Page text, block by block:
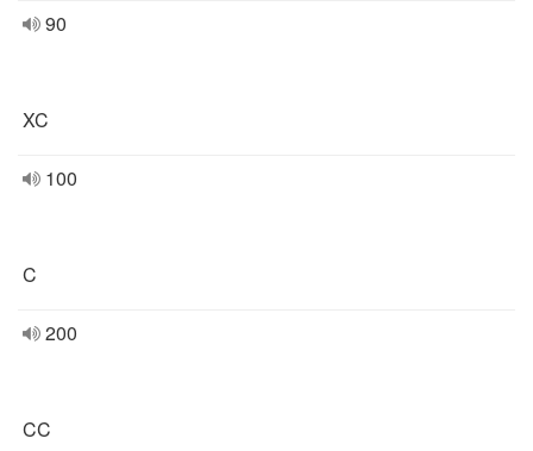
90
XC
100
C
200
CC